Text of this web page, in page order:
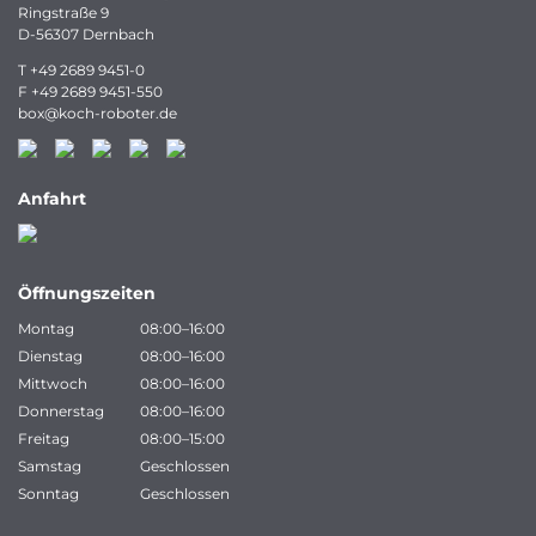
Ringstraße 9
D-56307 Dernbach
T +49 2689 9451-0
F +49 2689 9451-550
box@koch-roboter.de
Anfahrt
Öffnungszeiten
Montag
08:00–16:00
Dienstag
08:00–16:00
Mittwoch
08:00–16:00
Donnerstag
08:00–16:00
Freitag
08:00–15:00
Samstag
Geschlossen
Sonntag
Geschlossen